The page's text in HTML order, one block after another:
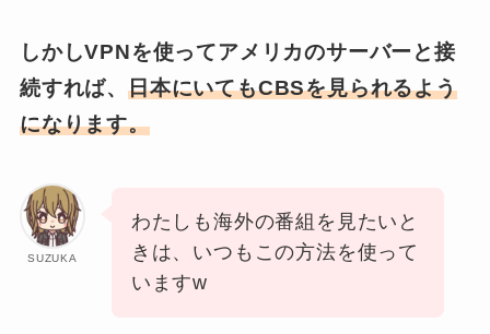
しかしVPNを使ってアメリカのサーバーと接
続すれば、 日本にいてもCBSを見られるよう
になります。
SUZUKA
わたしも海外の番組を見たいと
きは、いつもこの方法を使って
いますw